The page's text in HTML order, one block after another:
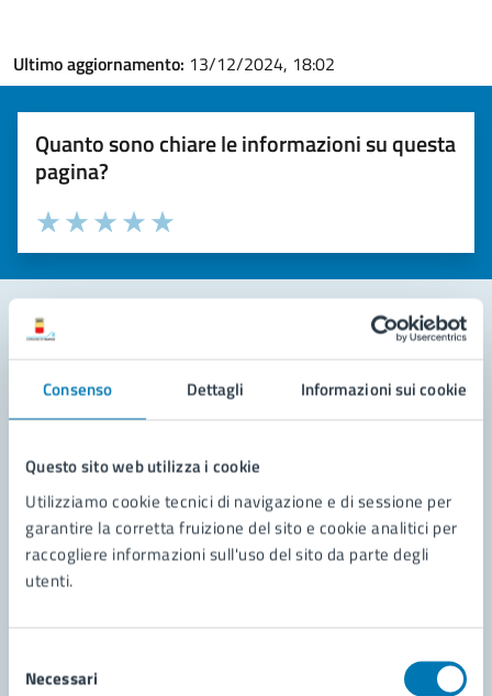
Consenso Dettagli Informazioni sui cookie
Questo sito web utilizza i cookie
Utilizziamo cookie tecnici di navigazione e di sessione per
garantire la corretta fruizione del sito e cookie analitici per
raccogliere informazioni sull'uso del sito da parte degli
utenti.
delNecessari
Ultimo aggiornamento: 13/12/2024, 18:02
Quanto sono chiare le informazioni su questa
pagina?
Valuta la chiarezza delle informazioni (da 1 a 5 stelle)
Seleziona il numero di stelle per valutare la chiarezza delle
Valuta 5 stelle su 5
Valuta 4 stelle su 5
Valuta 3 stelle su 5
Valuta 2 stelle su 5
Valuta 1 stelle su 5
Leggi le domande frequenti
Richiedi assistenza
Prenota appuntamento
Problemi in città